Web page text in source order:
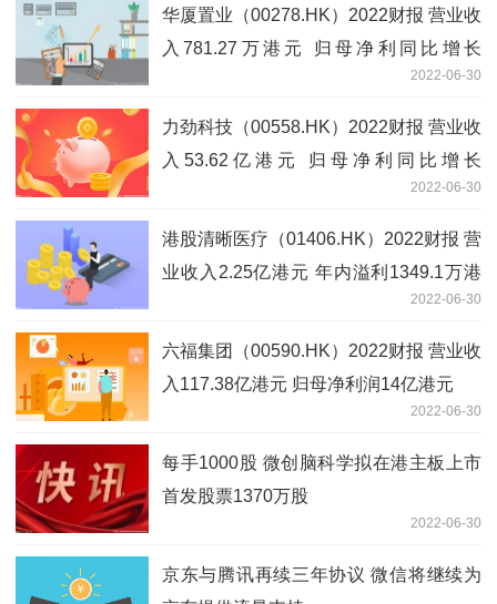
华厦置业（00278.HK）2022财报 营业收
入781.27万港元 归母净利同比增长
2022-06-30
力劲科技（00558.HK）2022财报 营业收
入53.62亿港元 归母净利同比增长
2022-06-30
港股清晰医疗（01406.HK）2022财报 营
业收入2.25亿港元 年内溢利1349.1万港
2022-06-30
六福集团（00590.HK）2022财报 营业收
入117.38亿港元 归母净利润14亿港元
2022-06-30
每手1000股 微创脑科学拟在港主板上市
首发股票1370万股
2022-06-30
京东与腾讯再续三年协议 微信将继续为